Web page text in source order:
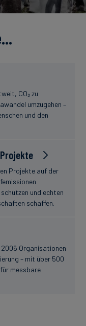
CO₂ zu
umzugehen –
und den
Projekte auf der
und echten
schaffen.
Organisationen
– mit über 500
messbare